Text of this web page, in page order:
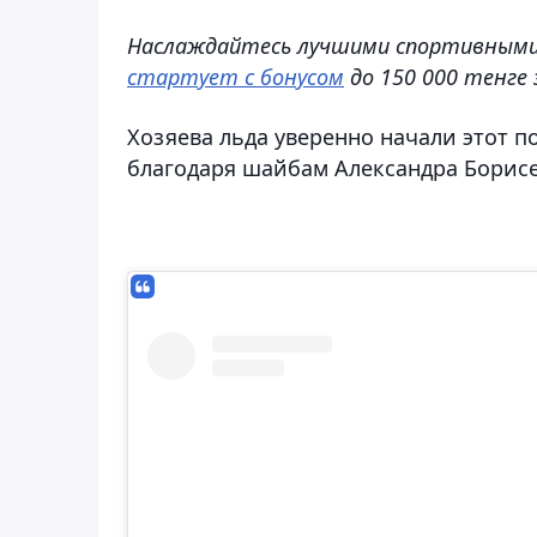
Наслаждайтесь лучшими
стартует с бонусом до 150 000 тенге
Хозяева льда уверенно начали этот
благодаря шайбам Александра